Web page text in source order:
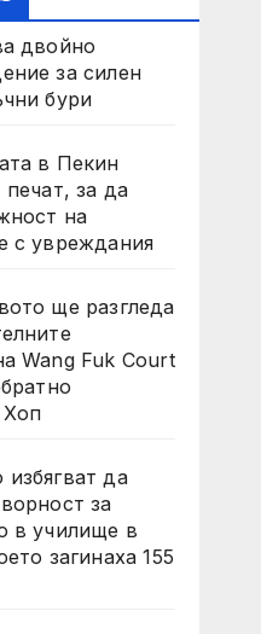
двойно
за силен
бури
в Пекин
печат, за да
на
с увреждания
ще разгледа
Wang Fuk Court
Хоп
да
за
в училище в
загинаха 155